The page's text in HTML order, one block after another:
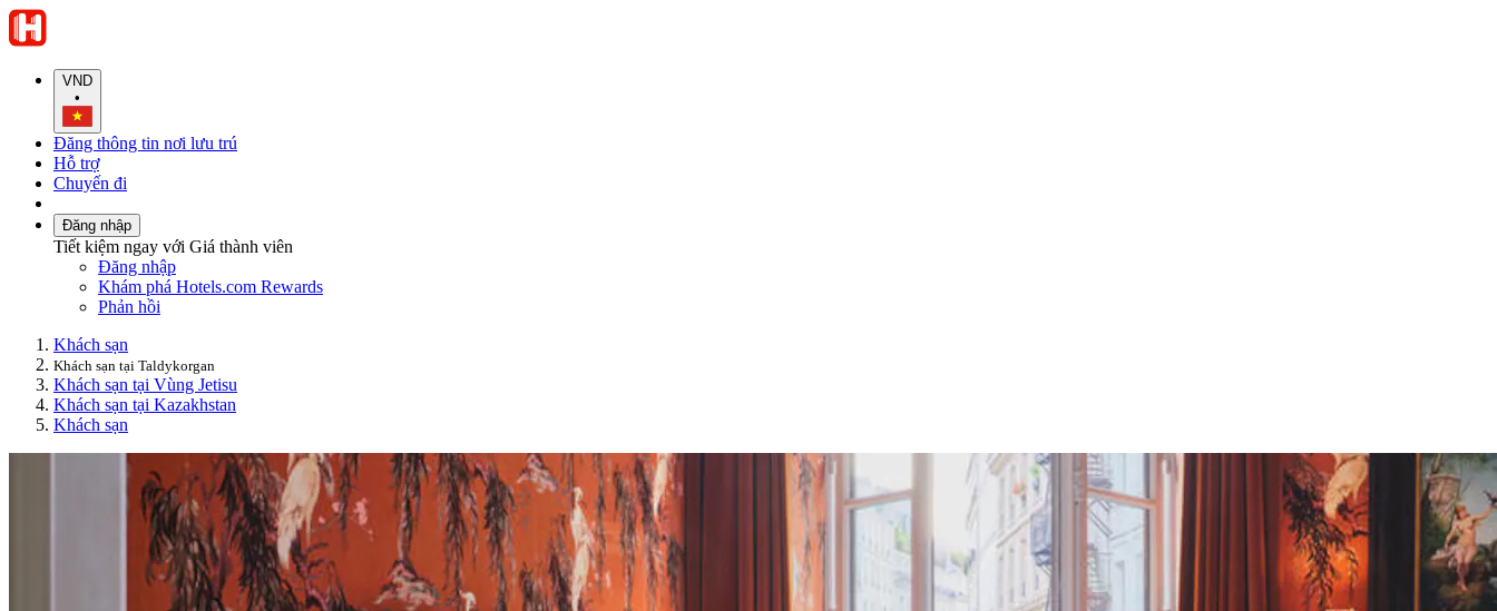
VND
•
Đăng thông tin nơi lưu trú
Hỗ trợ
Chuyến đi
Đăng nhập
Tiết kiệm ngay với Giá thành viên
Đăng nhập
Khám phá Hotels.com Rewards
Phản hồi
Khách sạn
Khách sạn tại Taldykorgan
Khách sạn tại Vùng Jetisu
Khách sạn tại Kazakhstan
Khách sạn